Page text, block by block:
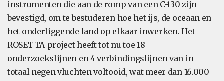
instrumenten die aan de romp van een C-130 zijn
bevestigd, om te bestuderen hoe het ijs, de oceaan en
het onderliggende land op elkaar inwerken. Het
ROSETTA-project heeft tot nu toe 18
onderzoekslijnen en 4 verbindingslijnen van in
totaal negen vluchten voltooid, wat meer dan 16.000